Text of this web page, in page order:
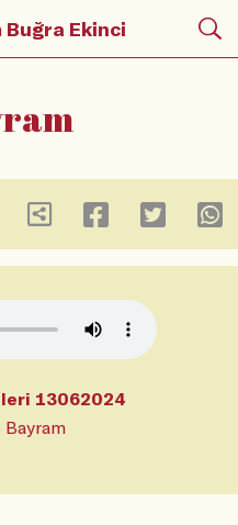
Buğra Ekinci
13062024
Bayram